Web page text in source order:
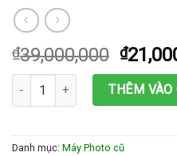
₫39,000,000 ₫
Máy photocopy đen trắng
THÊM VÀO
Danh mục: Máy Photo cũ